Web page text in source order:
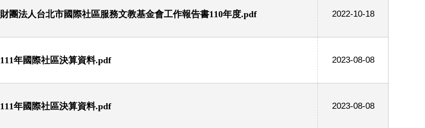
財團法人台北市國際社區服務文教基金會工作報告書110年度.pdf 2022-10-18
111年國際社區決算資料.pdf 2023-08-08
111年國際社區決算資料.pdf 2023-08-08